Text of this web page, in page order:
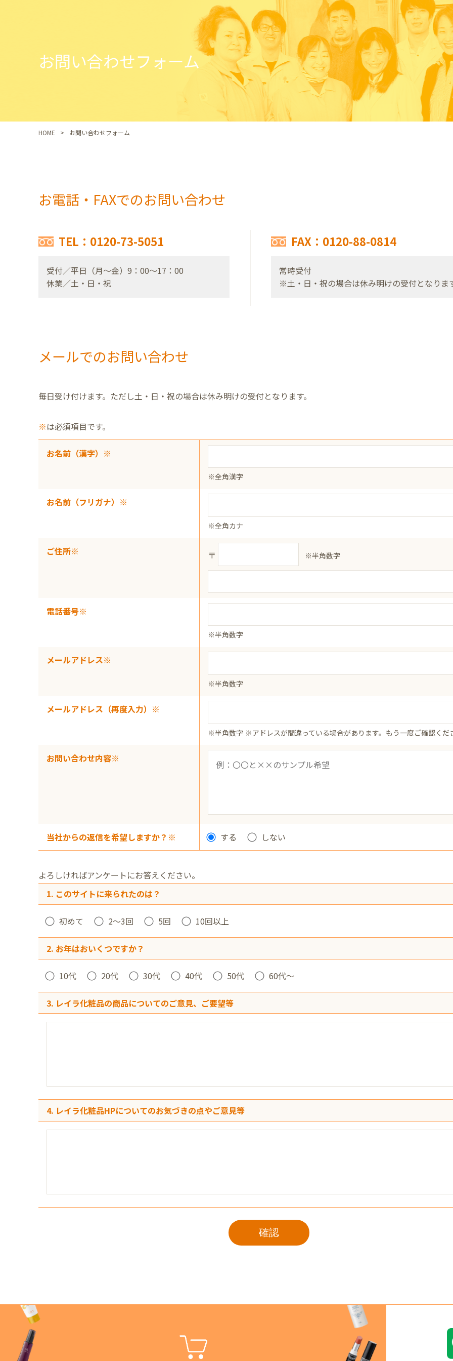
お問い合わせフォーム
HOME お問い合わせフォーム
お電話・FAXでのお問い合わせ
TEL：0120-73-5051
受付／平日（月～金）9：00～17：00
休業／土・日・祝
FAX：0120-88-0814
常時受付
※土・日・祝の場合は休み明けの受付となりま
メールでのお問い合わせ
毎日受け付けます。ただし土・日・祝の場合は休み明けの受付となります。
※は必須項目です。
お名前（漢字）※
※全角漢字
お名前（フリガナ）※
※全角カナ
ご住所※ 〒 ※半角数字
電話番号※
※半角数字
メールアドレス※
※半角数字
メールアドレス（再度入力）※
※半角数字 ※アドレスが間違っている場合があります。もう一度ご確認くだ
お問い合わせ内容※
当社からの返信を希望しますか？※ する しない
よろしければアンケートにお答えください。
1. このサイトに来られたのは？
初めて 2～3回 5回 10回以上
2. お年はおいくつですか？
10代 20代 30代 40代 50代 60代〜
3. レイラ化粧品の商品についてのご意見、ご要望等
4. レイラ化粧品HPについてのお気づきの点やご意見等